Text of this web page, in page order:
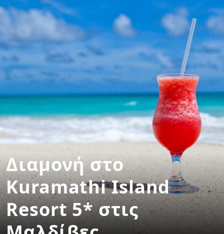
Διαμονή στο
Kuramathi Island
Resort 5* στις